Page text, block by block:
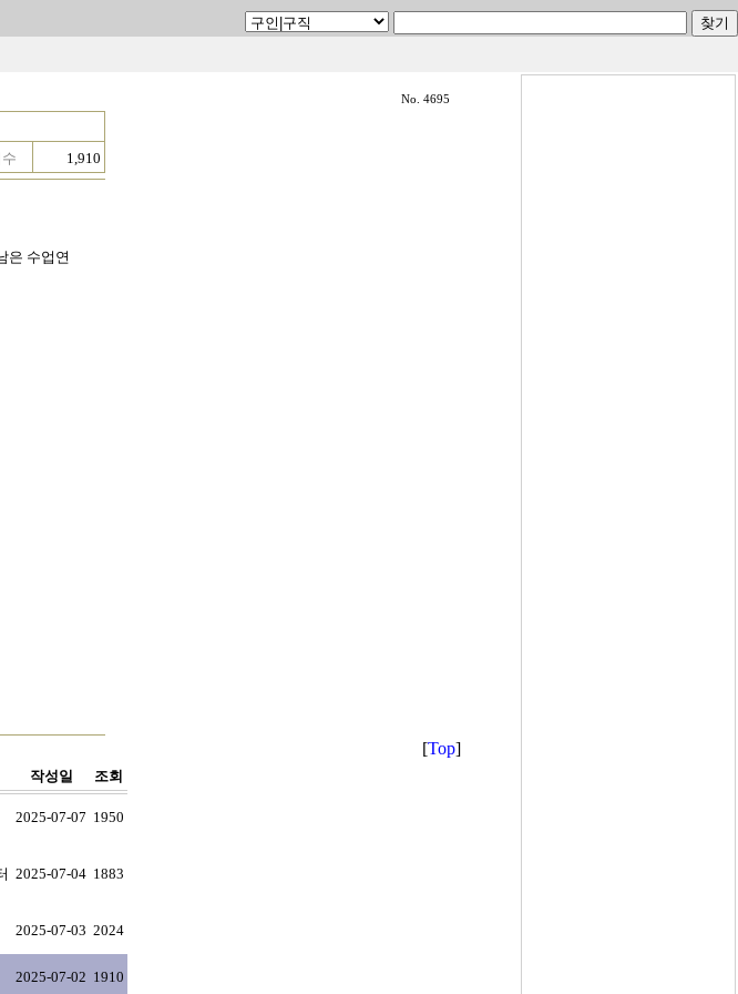
No. 4695
1,910
은 수업연
[Top]
작성일 조회
2025-07-07 1950
2025-07-04 1883
2025-07-03 2024
2025-07-02 1910